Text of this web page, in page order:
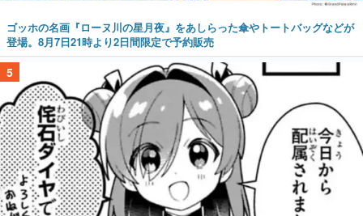
ゴッホの名画『ローヌ川の星月夜』をあしらった傘やトートバッグなどが
登場。8月7日21時より2日間限定で予約販売
5